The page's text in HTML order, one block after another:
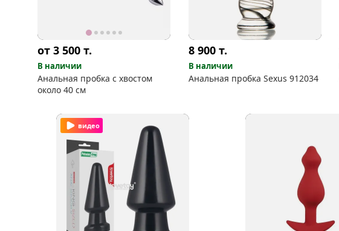
от 3 500 т.
В наличии
Анальная пробка с хвостом
около 40 см
8 900 т.
В наличии
Анальная пробка Sexus 912034
видео